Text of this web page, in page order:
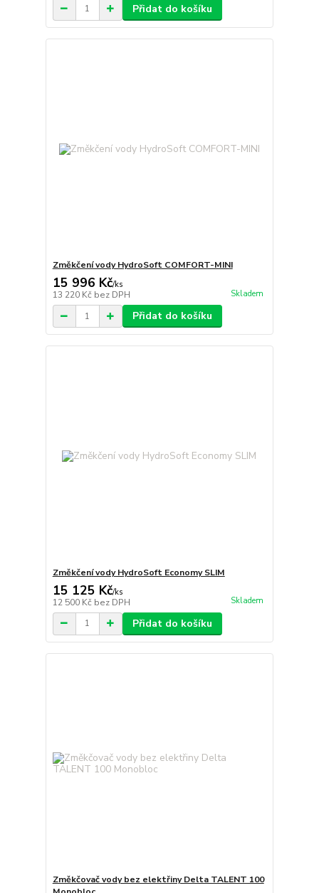
Přidat do košíku
Změkčení vody HydroSoft COMFORT-MINI
15 996 Kč/ks
13 220 Kč bez DPH Skladem
Přidat do košíku
Změkčení vody HydroSoft Economy SLIM
15 125 Kč/ks
12 500 Kč bez DPH Skladem
Přidat do košíku
Změkčovač vody bez elektřiny Delta TALENT 100